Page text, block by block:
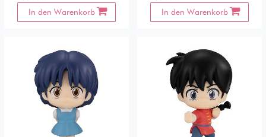
In den Warenkorb In den Warenkorb